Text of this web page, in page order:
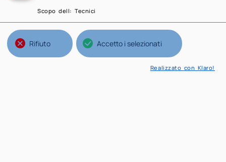
Scopo dell:Tecnici
Rifiuto Accetto i selezionati
Realizzato con Klaro!